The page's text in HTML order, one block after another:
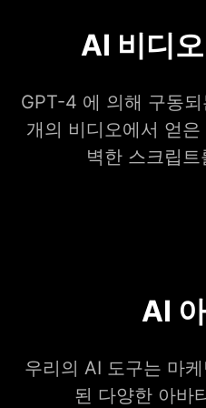
AI 비디
GPT-4 에 의해 구동
개의 비디오에서 얻
벽한 스크립
AI
우리의 AI 도구는 마
된 다양한 아바